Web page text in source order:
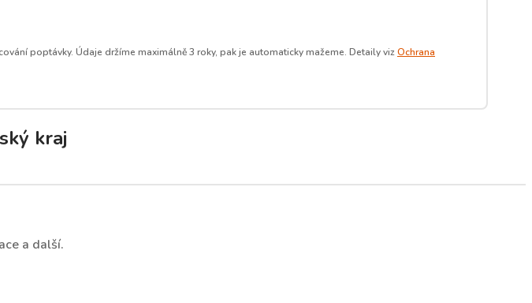
poptávky. Údaje držíme maximálně 3 roky, pak je automaticky mažeme. Detaily vizOchrana
kraj
a další.